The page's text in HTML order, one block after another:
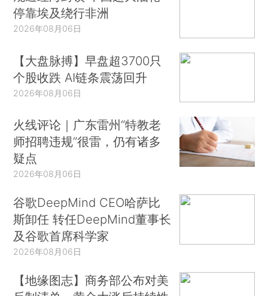
停靠埃及绕行非洲
2026年08月06日
【大盘脉搏】早盘超3700只
个股收跌 AI链条震荡回升
2026年08月06日
火线评论｜广东雷州“特教老
师招聘违规”很雷，仍有诸多
疑点
2026年08月06日
谷歌DeepMind CEO哈萨比
斯卸任 转任DeepMind董事长
及谷歌首席科学家
2026年08月06日
【地缘图志】商务部公布对美